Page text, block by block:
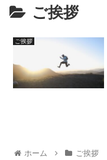
ご挨拶
ご挨拶
ホーム ご挨拶